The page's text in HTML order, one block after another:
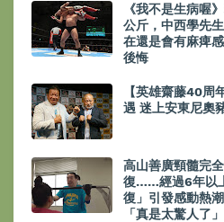
《我不是生病喔
公斤，中西學先
在還是會有麻痺
後悔
【英雄齋藤40周
遇 迷上安東尼奧
高山善廣頸髓完
復……經過6年以
復」引發感動熱
「真是太驚人了」